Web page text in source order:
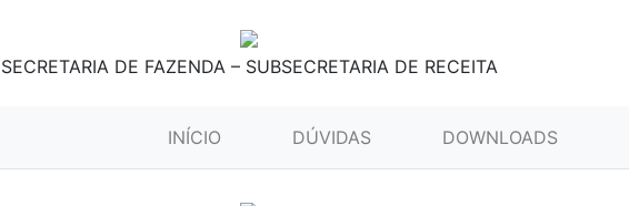
SECRETARIA DE FAZENDA – SUBSECRETARIA DE RECEITA
INÍCIO (CURRENT)DÚVIDAS DOWNLOADS